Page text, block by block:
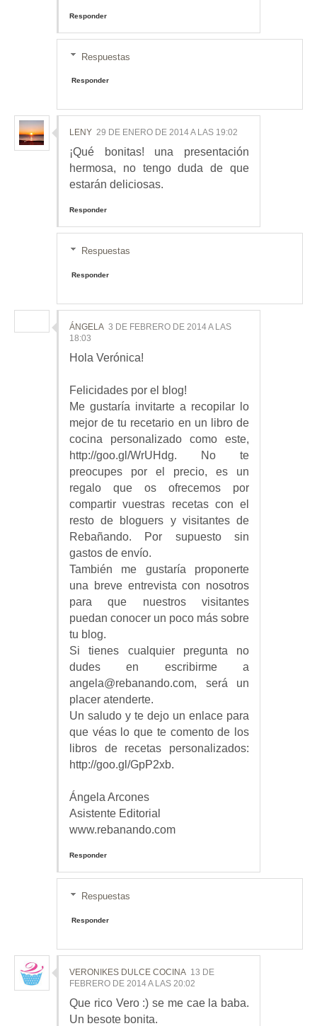
Responder
Respuestas
Responder
LENY 29 DE ENERO DE 2014 A LAS 19:02
¡Qué bonitas! una presentación
hermosa, no tengo duda de que
estarán deliciosas.
Responder
Respuestas
Responder
ÁNGELA 3 DE FEBRERO DE 2014 A LAS
18:03
Hola Verónica!
Felicidades por el blog!
Me gustaría invitarte a recopilar lo
mejor de tu recetario en un libro de
cocina personalizado como este,
http://goo.gl/WrUHdg. No te
preocupes por el precio, es un
regalo que os ofrecemos por
compartir vuestras recetas con el
resto de bloguers y visitantes de
Rebañando. Por supuesto sin
gastos de envío.
También me gustaría proponerte
una breve entrevista con nosotros
para que nuestros visitantes
puedan conocer un poco más sobre
tu blog.
Si tienes cualquier pregunta no
dudes en escribirme a
angela@rebanando.com, será un
placer atenderte.
Un saludo y te dejo un enlace para
que véas lo que te comento de los
libros de recetas personalizados:
http://goo.gl/GpP2xb.
Ángela Arcones
Asistente Editorial
www.rebanando.com
Responder
Respuestas
Responder
VERONIKES DULCE COCINA 13 DE
FEBRERO DE 2014 A LAS 20:02
Que rico Vero :) se me cae la baba.
Un besote bonita.